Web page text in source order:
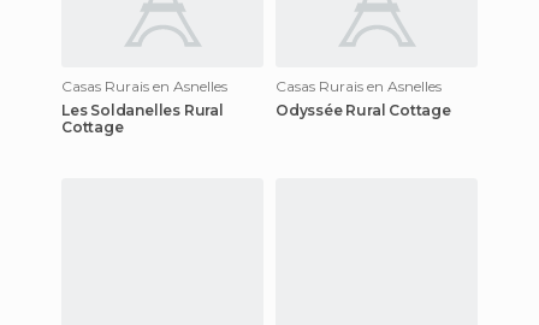
Casas Rurais en Asnelles
Les Soldanelles Rural
Cottage
Casas Rurais en Asnelles
Odyssée Rural Cottage